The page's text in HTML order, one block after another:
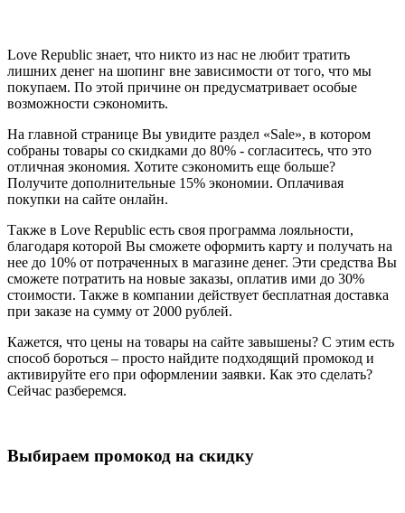
Love Republic знает, что никто из нас не любит тратить
лишних денег на шопинг вне зависимости от того, что мы
покупаем. По этой причине он предусматривает особые
возможности сэкономить.
На главной странице Вы увидите раздел «Sale», в котором
собраны товары со скидками до 80% - согласитесь, что это
отличная экономия. Хотите сэкономить еще больше?
Получите дополнительные 15% экономии. Оплачивая
покупки на сайте онлайн.
Также в Love Republic есть своя программа лояльности,
благодаря которой Вы сможете оформить карту и получать на
нее до 10% от потраченных в магазине денег. Эти средства Вы
сможете потратить на новые заказы, оплатив ими до 30%
стоимости. Также в компании действует бесплатная доставка
при заказе на сумму от 2000 рублей.
Кажется, что цены на товары на сайте завышены? С этим есть
способ бороться – просто найдите подходящий промокод и
активируйте его при оформлении заявки. Как это сделать?
Сейчас разберемся.
Выбираем промокод на скидку